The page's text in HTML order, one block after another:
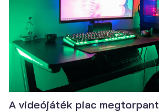
A videójáték piac megtorpant